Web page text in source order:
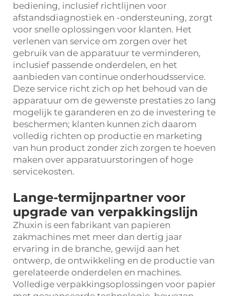
bediening, inclusief richtlijnen voor
afstandsdiagnostiek en -ondersteuning, zorgt
voor snelle oplossingen voor klanten. Het
verlenen van service om zorgen over het
gebruik van de apparatuur te verminderen,
inclusief passende onderdelen, en het
aanbieden van continue onderhoudsservice.
Deze service richt zich op het behoud van de
apparatuur om de gewenste prestaties zo lang
mogelijk te garanderen en zo de investering te
beschermen; klanten kunnen zich daarom
volledig richten op productie en marketing
van hun product zonder zich zorgen te hoeven
maken over apparatuurstoringen of hoge
servicekosten.
Lange-termijnpartner voor
upgrade van verpakkingslijn
Zhuxin is een fabrikant van papieren
zakmachines met meer dan dertig jaar
ervaring in de branche, gewijd aan het
ontwerp, de ontwikkeling en de productie van
gerelateerde onderdelen en machines.
Volledige verpakkingsoplossingen voor papier